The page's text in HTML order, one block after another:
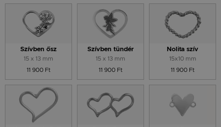
Szívben ősz
15 x 13 mm
11 900 Ft
Szívben tündér
15 x 13 mm
11 900 Ft
Nolita szív
15x10 mm
11 900 Ft